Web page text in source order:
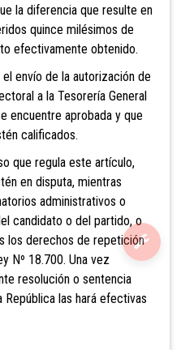
la diferencia que resulte en
quince milésimos de
efectivamente obtenido.
envío de la autorización de
a la Tesorería General
encuentre aprobada y que
calificados.
que regula este artículo,
en disputa, mientras
administrativos o
candidato o del partido, o
los derechos de repetición
Nº 18.700. Una vez
resolución o sentencia
las hará efectivas